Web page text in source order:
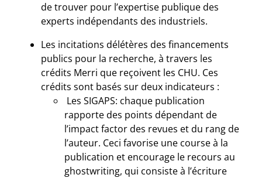
de trouver pour l’expertise publique des
experts indépendants des industriels.
Les incitations délétères des financements
publics pour la recherche, à travers les
crédits Merri que reçoivent les CHU. Ces
crédits sont basés sur deux indicateurs :
Les SIGAPS: chaque publication
rapporte des points dépendant de
l’impact factor des revues et du rang de
l’auteur. Ceci favorise une course à la
publication et encourage le recours au
ghostwriting, qui consiste à l’écriture